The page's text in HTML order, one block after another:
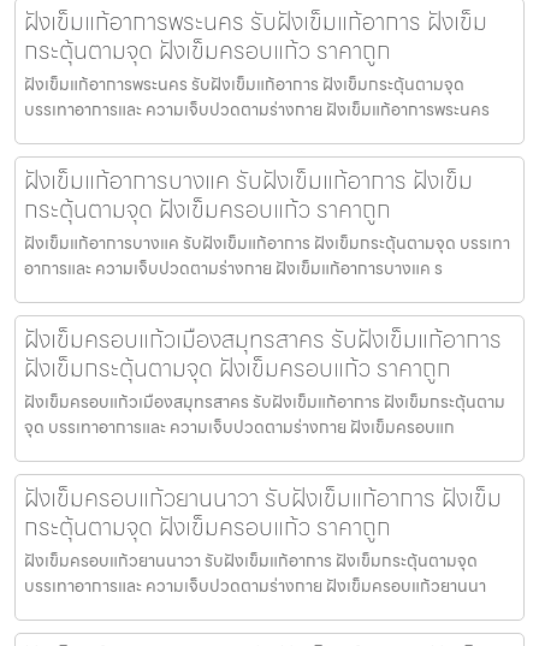
ฝังเข็มแก้อาการพระนคร รับฝังเข็มแก้อาการ ฝังเข็ม
กระตุ้นตามจุด ฝังเข็มครอบแก้ว ราคาถูก
ฝังเข็มแก้อาการพระนคร รับฝังเข็มแก้อาการ ฝังเข็มกระตุ้นตามจุด
บรรเทาอาการและ ความเจ็บปวดตามร่างกาย ฝังเข็มแก้อาการพระนคร
ฝังเข็มแก้อาการบางแค รับฝังเข็มแก้อาการ ฝังเข็ม
กระตุ้นตามจุด ฝังเข็มครอบแก้ว ราคาถูก
ฝังเข็มแก้อาการบางแค รับฝังเข็มแก้อาการ ฝังเข็มกระตุ้นตามจุด บรรเทา
อาการและ ความเจ็บปวดตามร่างกาย ฝังเข็มแก้อาการบางแค ร
ฝังเข็มครอบแก้วเมืองสมุทรสาคร รับฝังเข็มแก้อาการ
ฝังเข็มกระตุ้นตามจุด ฝังเข็มครอบแก้ว ราคาถูก
ฝังเข็มครอบแก้วเมืองสมุทรสาคร รับฝังเข็มแก้อาการ ฝังเข็มกระตุ้นตาม
จุด บรรเทาอาการและ ความเจ็บปวดตามร่างกาย ฝังเข็มครอบแก
ฝังเข็มครอบแก้วยานนาวา รับฝังเข็มแก้อาการ ฝังเข็ม
กระตุ้นตามจุด ฝังเข็มครอบแก้ว ราคาถูก
ฝังเข็มครอบแก้วยานนาวา รับฝังเข็มแก้อาการ ฝังเข็มกระตุ้นตามจุด
บรรเทาอาการและ ความเจ็บปวดตามร่างกาย ฝังเข็มครอบแก้วยานนา